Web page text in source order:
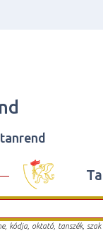
kódja, oktató, tanszék,